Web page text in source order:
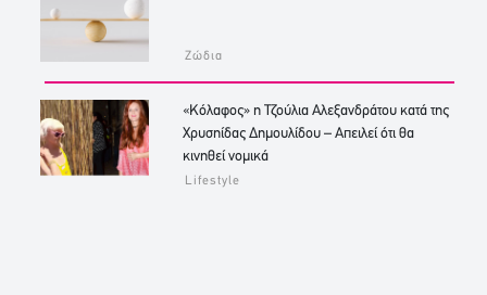
Ζώδια
«Κόλαφος» η Τζούλια Αλεξανδράτου κατά της
Χρυσηίδας Δημουλίδου – Απειλεί ότι θα
κινηθεί νομικά
Lifestyle